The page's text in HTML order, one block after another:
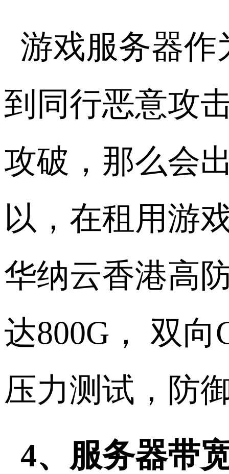
游戏服务器作
到同行恶意攻
攻破，那么会
以，在租用游
华纳云香港高
达800G， 双
压力测试，防
4、服务器带